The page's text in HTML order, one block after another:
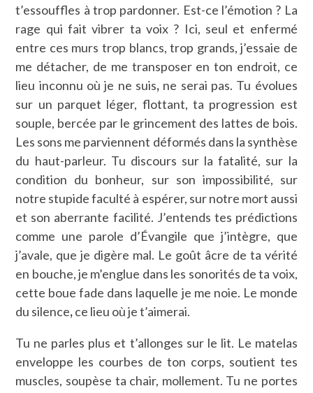
t’essouffles à trop pardonner. Est-ce l’émotion ? La
rage qui fait vibrer ta voix ? Ici, seul et enfermé
entre ces murs trop blancs, trop grands, j’essaie de
me détacher, de me transposer en ton endroit, ce
lieu inconnu où je ne suis, ne serai pas. Tu évolues
sur un parquet léger, flottant, ta progression est
souple, bercée par le grincement des lattes de bois.
Les sons me parviennent déformés dans la synthèse
du haut-parleur. Tu discours sur la fatalité, sur la
condition du bonheur, sur son impossibilité, sur
notre stupide faculté à espérer, sur notre mort aussi
et son aberrante facilité. J’entends tes prédictions
comme une parole d’Évangile que j’intègre, que
j’avale, que je digère mal. Le goût âcre de ta vérité
en bouche, je m’englue dans les sonorités de ta voix,
cette boue fade dans laquelle je me noie. Le monde
du silence,ce lieu où je t’aimerai.
Tu ne parles plus et t’allonges sur le lit. Le matelas
enveloppe les courbes de ton corps, soutient tes
muscles, soupèse ta chair, mollement. Tu ne portes